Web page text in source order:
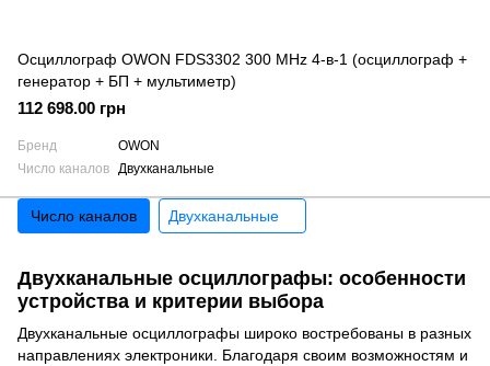
Осциллограф OWON FDS3302 300 MHz 4-в-1 (осциллограф +
генератор + БП + мультиметр)
112 698.00 грн
Бренд
OWON
Число каналов Двухканальные
Двухканальные осциллографы: особенности
устройства и критерии выбора
Двухканальные осциллографы широко востребованы в разных
направлениях электроники. Благодаря своим возможностям и
Число каналов Двухканальные